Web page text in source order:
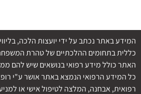
המידע באתר נכתב על ידי יועצות הלכה,
כללית בתחומים ההלכתיים של טהרת
האתר כולל מידע רפואי בנושאים שיש
כל המידע הרפואי הנמצא באתר אושר ע"י
רפואית, אבחנה, המלצה לטיפול אישי או